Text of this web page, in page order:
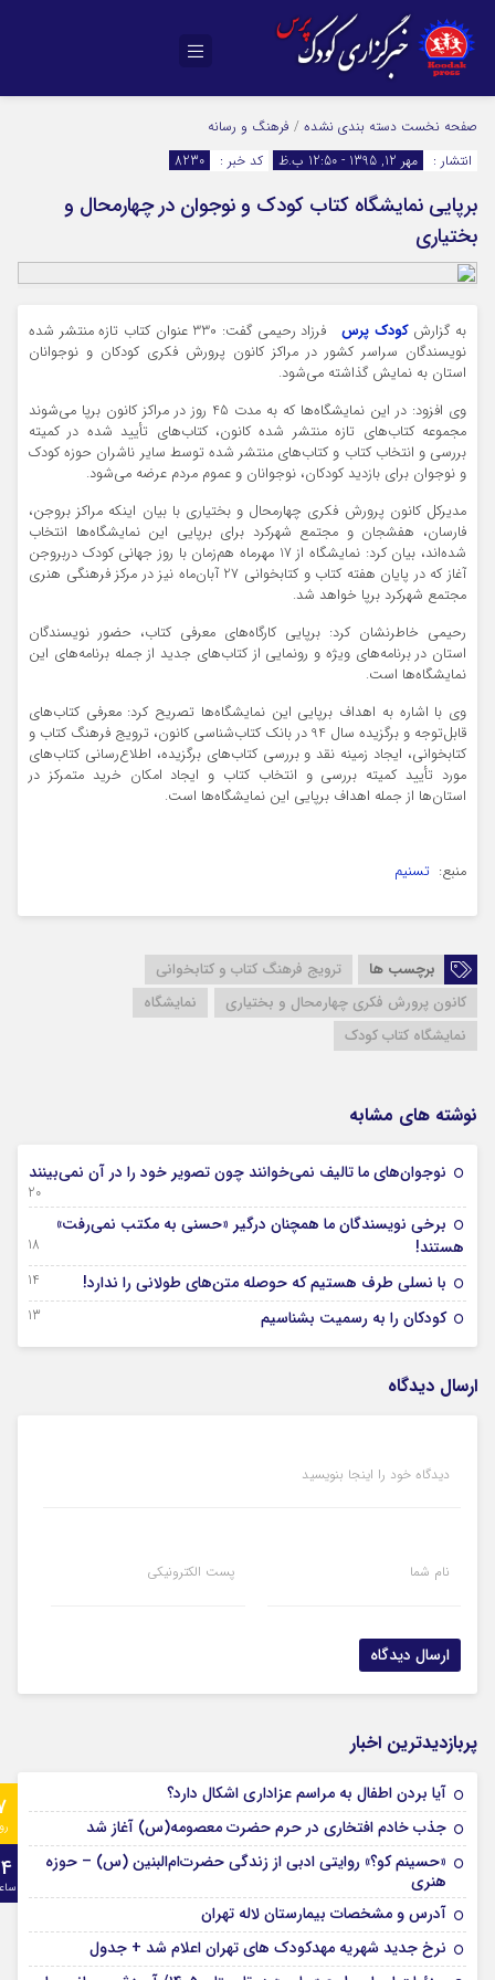
صفحه نخست دسته بندی نشده / فرهنگ و رسانه
انتشار :
مهر 12, 1395 - 12:50 ب.ظ کد خبر : 8230
برپایی نمایشگاه کتاب کودک و نوجوان در چهارمحال و
بختیاری
به گزارشکودک پرس
فرزاد رحیمی گفت: 330 عنوان کتاب تازه منتشر شده
نویسندگان سراسر کشور در مراکز کانون پرورش فکری کودکان و نوجوانان
استان به نمایش گذاشته می‌شود.
وی افزود: در این نمایشگاه‌ها که به مدت 45 روز در مراکز کانون برپا می‌شوند
مجموعه کتاب‌های تازه منتشر شده کانون، کتاب‌های تأیید شده در کمیته
بررسی و انتخاب کتاب و کتاب‌های منتشر شده توسط سایر ناشران حوزه کودک
و نوجوان برای بازدید کودکان، نوجوانان و عموم مردم عرضه می‌شود.
مدیرکل کانون پرورش فکری چهارمحال و بختیاری با بیان اینکه مراکز بروجن،
فارسان، هفشجان و مجتمع شهرکرد برای برپایی این نمایشگاه‌ها انتخاب
شده‌اند، بیان کرد: نمایشگاه از 17 مهرماه هم‌زمان با روز جهانی کودک دربروجن
آغاز که در پایان هفته کتاب و کتابخوانی 27 آبان‌ماه نیز در مرکز فرهنگی هنری
مجتمع شهرکرد برپا خواهد شد.
رحیمی خاطرنشان کرد: برپایی کارگاه‌های معرفی کتاب، حضور نویسندگان
استان در برنامه‌های ویژه و رونمایی از کتاب‌های جدید از جمله برنامه‌های این
نمایشگاه‌ها است.
وی با اشاره به اهداف برپایی این نمایشگاه‌ها تصریح کرد: معرفی کتاب‌های
قابل‌توجه و برگزیده سال 94 در بانک کتاب‌شناسی کانون، ترویج فرهنگ کتاب و
کتابخوانی، ایجاد زمینه نقد و بررسی کتاب‌های برگزیده، اطلاع‌رسانی کتاب‌های
مورد تأیید کمیته بررسی و انتخاب کتاب و ایجاد امکان خرید متمرکز در
استان‌ها از جمله اهداف برپایی این نمایشگاه‌ها است.
منبع: تسنیم
برچسب ها
ترویج فرهنگ کتاب و کتابخوانی
کانون پرورش فکری چهارمحال و بختیاری
نمایشگاه
نمایشگاه کتاب کودک
نوشته های مشابه
نوجوان‌های ما تالیف نمی‌خوانند چون تصویر خود را در آن نمی‌بینند
20 فروردین 1404
برخی نویسندگان ما همچنان درگیر «حسنی به مکتب نمی‌رفت»
هستند!
18 فروردین 1404
با نسلی طرف هستیم که حوصله متن‌های طولانی را ندارد! 14 فروردین 1404
کودکان را به رسمیت بشناسیم 13 فروردین 1404
ارسال دیدگاه
دیدگاه خود را اینجا بنویسید
نام شما پست الکترونیکی
پربازدیدترین اخبار
آیا بردن اطفال به مراسم عزادارى اشکال دارد؟
جذب خادم افتخاری در حرم حضرت معصومه(س) آغاز شد
«حسینم کو؟» روایتی ادبی از زندگی حضرت‌ام‌البنین (س) – حوزه
هنری
آدرس و مشخصات بیمارستان لاله تهران
نرخ جدید شهریه مهدکودک های تهران اعلام شد + جدول